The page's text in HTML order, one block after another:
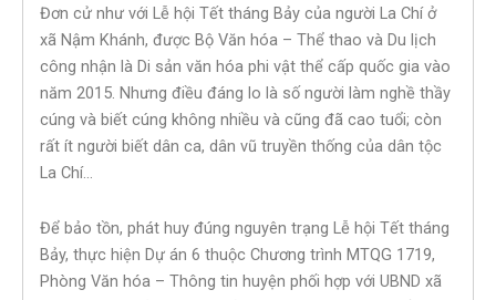
Đơn cử như với Lễ hội Tết tháng Bảy của người La Chí ở
xã Nậm Khánh, được Bộ Văn hóa – Thể thao và Du lịch
công nhận là Di sản văn hóa phi vật thể cấp quốc gia vào
năm 2015. Nhưng điều đáng lo là số người làm nghề thầy
cúng và biết cúng không nhiều và cũng đã cao tuổi; còn
rất ít người biết dân ca, dân vũ truyền thống của dân tộc
La Chí…
Để bảo tồn, phát huy đúng nguyên trạng Lễ hội Tết tháng
Bảy, thực hiện Dự án 6 thuộc Chương trình MTQG 1719,
Phòng Văn hóa – Thông tin huyện phối hợp với UBND xã